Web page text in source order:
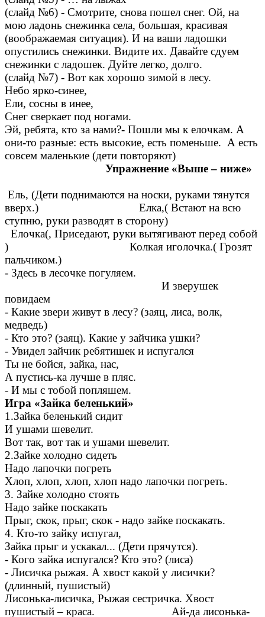
(слайд №6) - Смотрите, снова пошел снег. Ой, на
мою ладонь снежинка села, большая, красивая
(воображаемая ситуация). И на ваши ладошки
опустились снежинки. Видите их. Давайте сдуем
снежинки с ладошек. Дуйте легко, долго.
(слайд №7) - Вот как хорошо зимой в лесу.
Небо ярко-синее,
Ели, сосны в инее,
Снег сверкает под ногами.
Эй, ребята, кто за нами?- Пошли мы к елочкам. А
они-то разные: есть высокие, есть поменьше. А есть
совсем маленькие (дети повторяют)
Упражнение «Выше – ниже»
Ель, (Дети поднимаются на носки, руками тянутся
вверх.) Елка,( Встают на всю
ступню, руки разводят в сторону)
Елочка(, Приседают, руки вытягивают перед собой
) Колкая иголочка.( Грозят
пальчиком.)
- Здесь в лесочке погуляем.
И зверушек
повидаем
- Какие звери живут в лесу? (заяц, лиса, волк,
медведь)
- Кто это? (заяц). Какие у зайчика ушки?
- Увидел зайчик ребятишек и испугался
Ты не бойся, зайка, нас,
А пустись-ка лучше в пляс.
- И мы с тобой попляшем.
Игра «Зайка беленький»
1.Зайка беленький сидит
И ушами шевелит.
Вот так, вот так и ушами шевелит.
2.Зайке холодно сидеть
Надо лапочки погреть
Хлоп, хлоп, хлоп, хлоп надо лапочки погреть.
3. Зайке холодно стоять
Надо зайке поскакать
Прыг, скок, прыг, скок - надо зайке поскакать.
4. Кто-то зайку испугал,
Зайка прыг и ускакал... (Дети прячутся).
- Кого зайка испугался? Кто это? (лиса)
- Лисичка рыжая. А хвост какой у лисички?
(длинный, пушистый)
Лисонька-лисичка, Рыжая сестричка. Хвост
пушистый – краса. Ай-да лисонька-